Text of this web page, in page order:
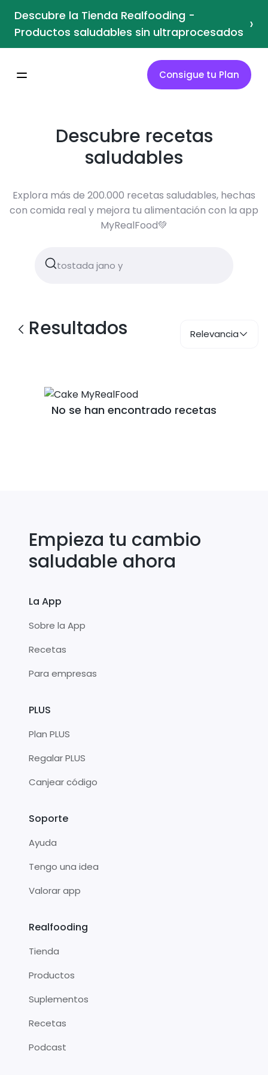
Descubre la Tienda Realfooding -
Productos saludables sin ultraprocesados ›
Consigue tu Plan
Descubre recetas
saludables
Explora más de 200.000 recetas saludables, hechas
con comida real y mejora tu alimentación con la app
MyRealFood💚
Resultados Relevancia
No se han encontrado recetas
Empieza tu cambio
saludable ahora
La App
Sobre la App
Recetas
Para empresas
PLUS
Plan PLUS
Regalar PLUS
Canjear código
Soporte
Ayuda
Tengo una idea
Valorar app
Realfooding
Tienda
Productos
Suplementos
Recetas
Podcast